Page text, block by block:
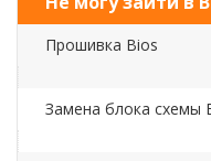
Прошивка Bios
Замена блока схемы